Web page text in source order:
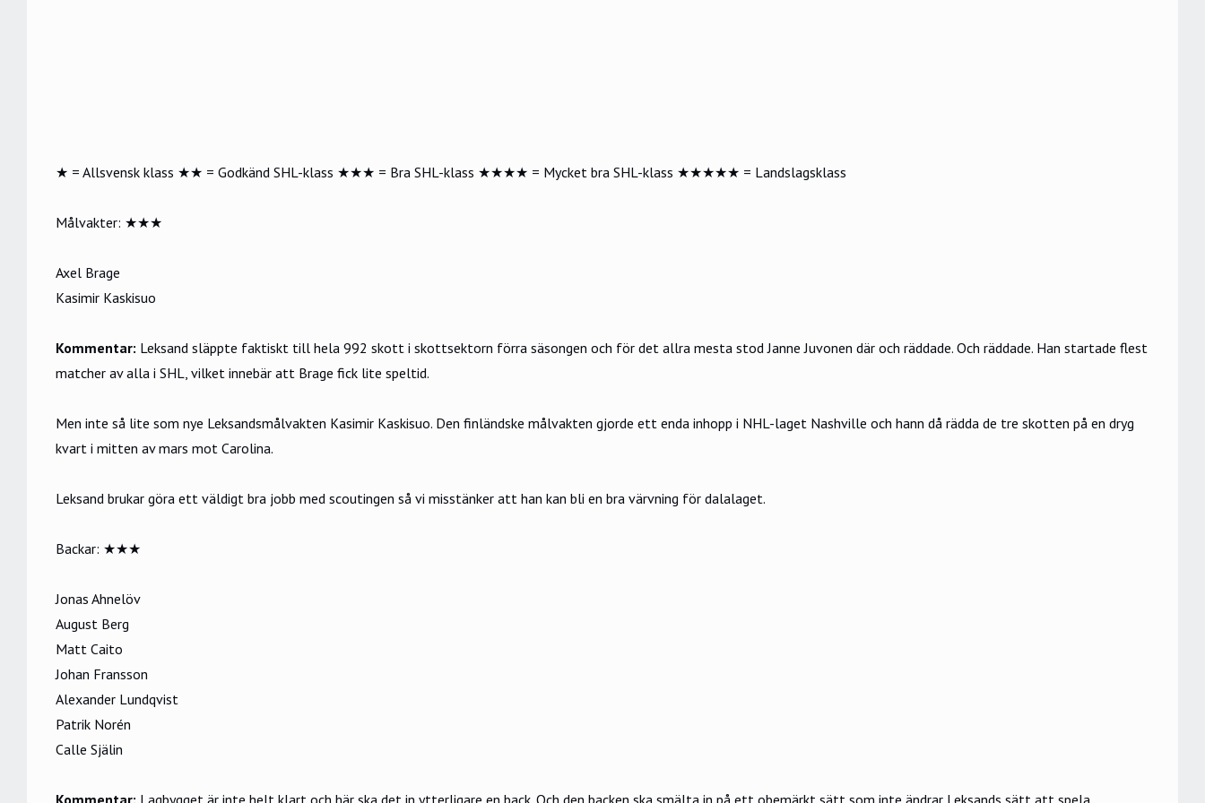
★ = Allsvensk klass ★★ = Godkänd SHL-klass ★★★ = Bra SHL-klass ★★★★ = Mycket bra SHL-klass ★★★★★ = Landslagsklass
Målvakter: ★★★
Axel Brage
Kasimir Kaskisuo
Kommentar: Leksand släppte faktiskt till hela 992 skott i skottsektorn förra säsongen och för det allra mesta stod Janne Juvonen där och räddade. Och räddade. Han startade flest
matcher av alla i SHL, vilket innebär att Brage fick lite speltid.
Men inte så lite som nye Leksandsmålvakten Kasimir Kaskisuo. Den finländske målvakten gjorde ett enda inhopp i NHL-laget Nashville och hann då rädda de tre skotten på en dryg
kvart i mitten av mars mot Carolina.
Leksand brukar göra ett väldigt bra jobb med scoutingen så vi misstänker att han kan bli en bra värvning för dalalaget.
Backar: ★★★
Jonas Ahnelöv
August Berg
Matt Caito
Johan Fransson
Alexander Lundqvist
Patrik Norén
Calle Själin
Kommentar: Lagbygget är inte helt klart och här ska det in ytterligare en back. Och den backen ska smälta in på ett obemärkt sätt som inte ändrar Leksands sätt att spela.